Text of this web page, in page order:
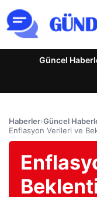
Güncel
Haberler›Güncel
Enflasyon Verileri ve